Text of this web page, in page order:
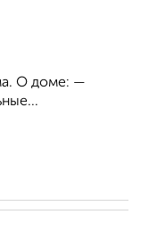
О доме: —